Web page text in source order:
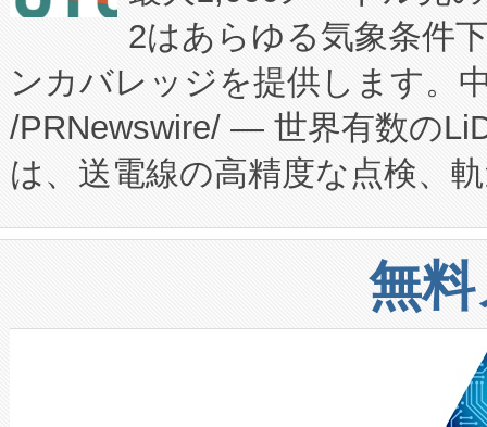
のアクセスを大幅に拡大する
Fully-Connected Continuous
プログラムには、施設設計・
に関する技術移転および知的
構造化トレーニングカリキュ
上げおよび商用化段階におけ
設備整備および立ち上げ調整
加組織は、Enzeneのバイオ
選定された製品について、自
ードするVoltaiqは、日本にあ
ーエネルギー貯蔵システム（
た。 Voltaiq独自のAI搭載プラ
定、統合、導入、運用に至る
安全性を追跡し、確保する事
増加しているデータセンター
る電力網に大きな負担をかけ
事業者の負担軽減という課題
系統連系を迅速にし、ピーク
2はあらゆる気象条件
ンカバレッジを提供します。
/PRNewswire/ — 世界有数の
は、送電線の高精度な点検、
や穀物倉庫におけるバルク材
リューション「Avia 2」を発
したAvia 2は、1,000メート
狭視野のFOVを切り替えるこ
ケーブル、枝などの細かな対
無